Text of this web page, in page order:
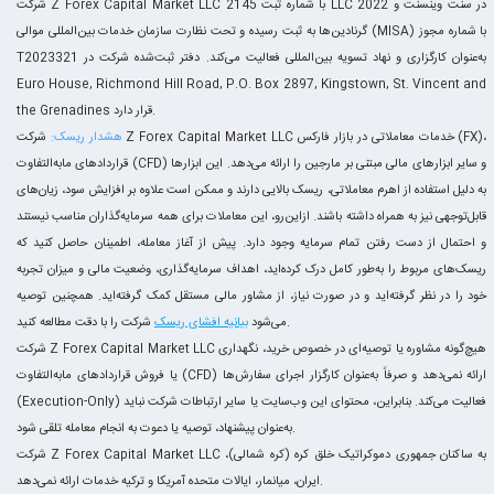
شرکت Z Forex Capital Market LLC با شماره ثبت 2145 LLC 2022 در سنت وینسنت و
گرنادین‌ها به ثبت رسیده و تحت نظارت سازمان خدمات بین‌المللی موالی (MISA) با شماره مجوز
T2023321 به‌عنوان کارگزاری و نهاد تسویه بین‌المللی فعالیت می‌کند. دفتر ثبت‌شده شرکت در
Euro House, Richmond Hill Road, P.O. Box 2897, Kingstown, St. Vincent and
the Grenadines قرار دارد.
هشدار ریسک: شرکت Z Forex Capital Market LLC خدمات معاملاتی در بازار فارکس (FX)،
قراردادهای مابه‌التفاوت (CFD) و سایر ابزارهای مالی مبتنی بر مارجین را ارائه می‌دهد. این ابزارها
به دلیل استفاده از اهرم معاملاتی، ریسک بالایی دارند و ممکن است علاوه بر افزایش سود، زیان‌های
قابل‌توجهی نیز به همراه داشته باشند. ازاین‌رو، این معاملات برای همه سرمایه‌گذاران مناسب نیستند
و احتمال از دست رفتن تمام سرمایه وجود دارد. پیش از آغاز معامله، اطمینان حاصل کنید که
ریسک‌های مربوط را به‌طور کامل درک کرده‌اید، اهداف سرمایه‌گذاری، وضعیت مالی و میزان تجربه
خود را در نظر گرفته‌اید و در صورت نیاز، از مشاور مالی مستقل کمک گرفته‌اید. همچنین توصیه
می‌شودبیانیه افشای ریسک
شرکت را با دقت مطالعه کنید.
شرکت Z Forex Capital Market LLC هیچ‌گونه مشاوره یا توصیه‌ای در خصوص خرید، نگهداری
یا فروش قراردادهای مابه‌التفاوت (CFD) ارائه نمی‌دهد و صرفاً به‌عنوان کارگزار اجرای سفارش‌ها
(Execution-Only) فعالیت می‌کند. بنابراین، محتوای این وب‌سایت یا سایر ارتباطات شرکت نباید
به‌عنوان پیشنهاد، توصیه یا دعوت به انجام معامله تلقی شود.
شرکت Z Forex Capital Market LLC به ساکنان جمهوری دموکراتیک خلق کره (کره شمالی)،
ایران، میانمار، ایالات متحده آمریکا و ترکیه خدمات ارائه نمی‌دهد.